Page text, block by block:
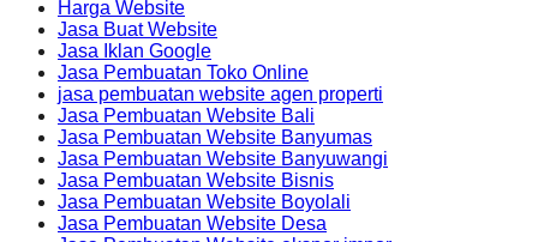
Harga Website
Jasa Buat Website
Jasa Iklan Google
Jasa Pembuatan Toko Online
jasa pembuatan website agen properti
Jasa Pembuatan Website Bali
Jasa Pembuatan Website Banyumas
Jasa Pembuatan Website Banyuwangi
Jasa Pembuatan Website Bisnis
Jasa Pembuatan Website Boyolali
Jasa Pembuatan Website Desa